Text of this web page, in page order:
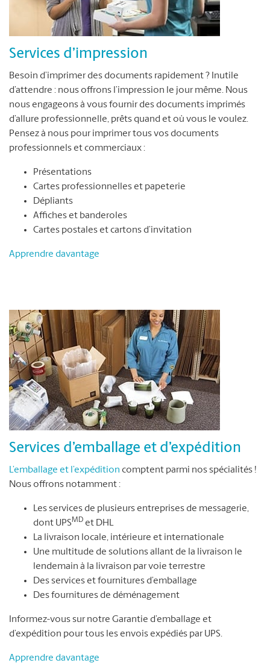
Services d’impression
Besoin d’imprimer des documents rapidement ? Inutile
d’attendre : nous offrons l’impression le jour même. Nous
nous engageons à vous fournir des documents imprimés
d’allure professionnelle, prêts quand et où vous le voulez.
Pensez à nous pour imprimer tous vos documents
professionnels et commerciaux :
Présentations
Cartes professionnelles et papeterie
Dépliants
Affiches et banderoles
Cartes postales et cartons d’invitation
Apprendre davantage
Services d’emballage et d’expédition
L’emballage et l’expédition comptent parmi nos spécialités !
Nous offrons notamment :
Les services de plusieurs entreprises de messagerie,
dont UPSMD et DHL
La livraison locale, intérieure et internationale
Une multitude de solutions allant de la livraison le
lendemain à la livraison par voie terrestre
Des services et fournitures d’emballage
Des fournitures de déménagement
Informez-vous sur notre Garantie d’emballage et
d’expédition pour tous les envois expédiés par UPS.
Apprendre davantage